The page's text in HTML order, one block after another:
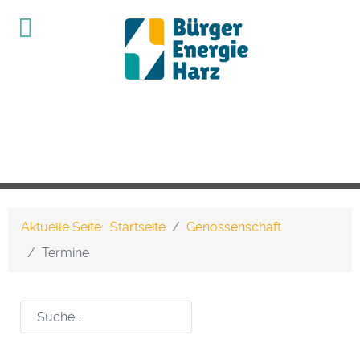
Aktuelle Seite: Startseite
Genossenschaft
Termine
Suchen